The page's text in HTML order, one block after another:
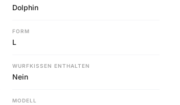
Dolphin
FORM
L
WURFKISSEN ENTHALTEN
Nein
MODELL